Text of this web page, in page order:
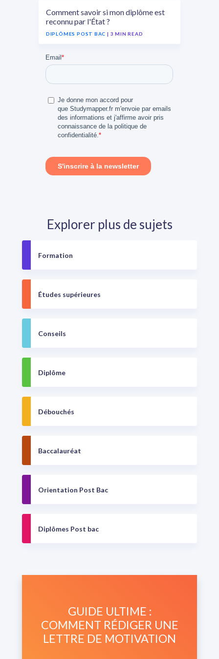
Comment savoir si mon diplôme est
reconnu par l'État ?
DIPLÔMES POST BAC | 3 MIN READ
Explorer plus de sujets
Formation
Études supérieures
Conseils
Diplôme
Débouchés
Baccalauréat
Orientation Post Bac
Diplômes Post bac
GUIDE ULTIME :
COMMENT RÉDIGER UNE
LETTRE DE MOTIVATION